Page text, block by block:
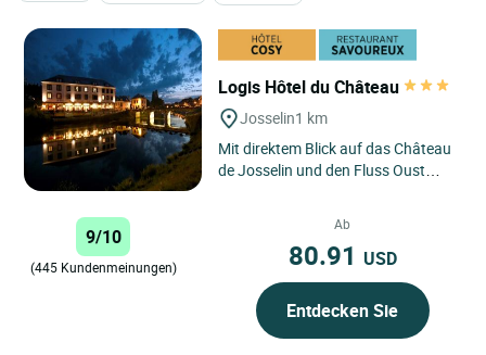
Logis Hôtel du Château
Josselin1 km
Mit direktem Blick auf das Château
de Josselin und den Fluss Oust
9/10
(445 Kundenmeinungen)
Ab
80.91 USD
Entdecken Sie